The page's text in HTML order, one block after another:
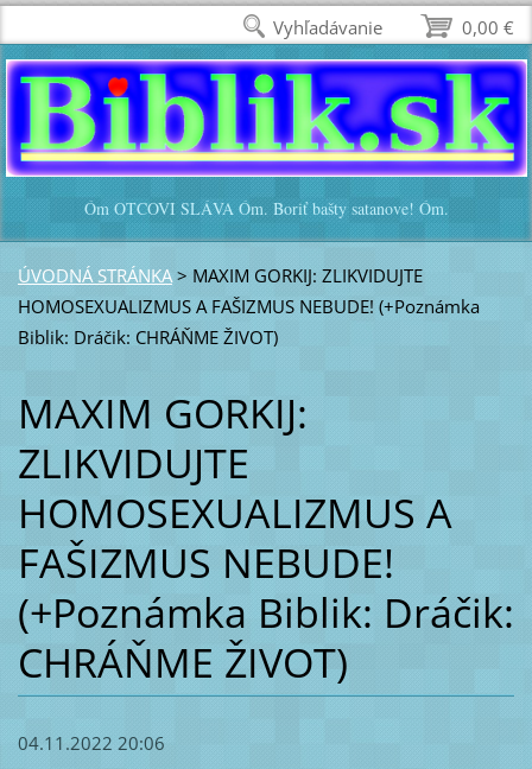
Óm OTCOVI SLÁVA Óm. Boriť bašty satanove! Óm.
ÚVODNÁ STRÁNKA > MAXIM GORKIJ: ZLIKVIDUJTE
HOMOSEXUALIZMUS A FAŠIZMUS NEBUDE! (+Poznámka
Biblik: Dráčik: CHRÁŇME ŽIVOT)
MAXIM GORKIJ:
ZLIKVIDUJTE
HOMOSEXUALIZMUS A
FAŠIZMUS NEBUDE!
(+Poznámka Biblik: Dráčik:
CHRÁŇME ŽIVOT)
04.11.2022 20:06
0,00 €
Vyhľadávanie